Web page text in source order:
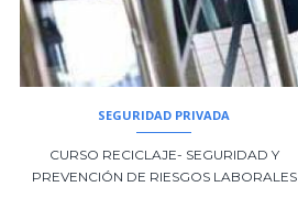
SEGURIDAD PRIVADA
CURSO RECICLAJE- SEGURIDAD Y
PREVENCIÓN DE RIESGOS LABORALES